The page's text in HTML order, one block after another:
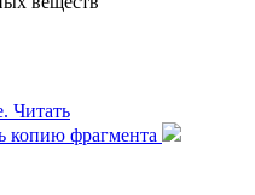
Читать
копию фрагмента